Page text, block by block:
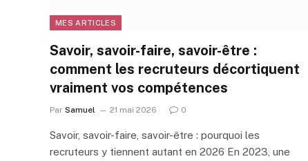
MES ARTICLES
Savoir, savoir-faire, savoir-être :
comment les recruteurs décortiquent
vraiment vos compétences
Par Samuel 21 mai 2026 0
Savoir, savoir-faire, savoir-être : pourquoi les
recruteurs y tiennent autant en 2026 En 2023, une